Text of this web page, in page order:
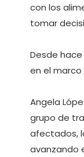
con los
tomar
Desde
en el
Angela
grupo de
afectados,
avanzando